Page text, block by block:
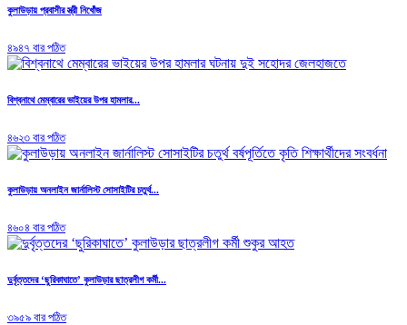
কুলাউড়ায় প্রবাসীর স্ত্রী নিখোঁজ
৪৯৪৭ বার পঠিত
বিশ্বনাথে মেম্বারের ভাইয়ের উপর হামলার...
৪৬২৩ বার পঠিত
কুলাউড়ায় অনলাইন জার্নালিস্ট সোসাইটির চতুর্থ...
৪৬০৪ বার পঠিত
দুর্বৃত্তদের ‘ছুরিকাঘাতে’ কুলাউড়ার ছাত্রলীগ কর্মী...
৩৯৫৯ বার পঠিত